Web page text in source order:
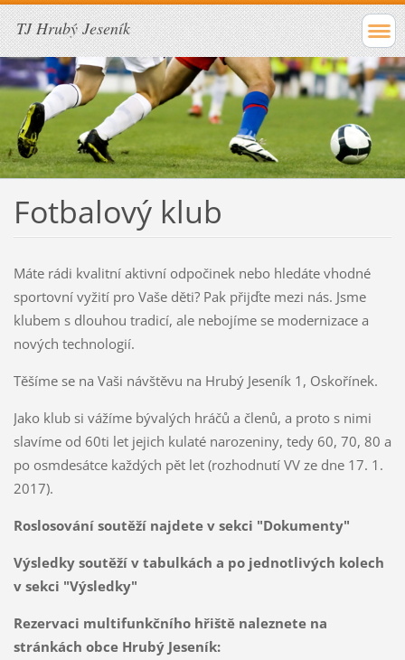
TJ Hrubý Jeseník
Fotbalový klub
Máte rádi kvalitní aktivní odpočinek nebo hledáte vhodné
sportovní vyžití pro Vaše děti? Pak přijďte mezi nás. Jsme
klubem s dlouhou tradicí, ale nebojíme se modernizace a
nových technologií.
Těšíme se na Vaši návštěvu na Hrubý Jeseník 1, Oskořínek.
Jako klub si vážíme bývalých hráčů a členů, a proto s nimi
slavíme od 60ti let jejich kulaté narozeniny, tedy 60, 70, 80 a
po osmdesátce každých pět let (rozhodnutí VV ze dne 17. 1.
2017).
Roslosování soutěží najdete v sekci "Dokumenty"
Výsledky soutěží v tabulkách a po jednotlivých kolech
v sekci "Výsledky"
Rezervaci multifunkčního hřiště naleznete na
stránkách obce Hrubý Jeseník: